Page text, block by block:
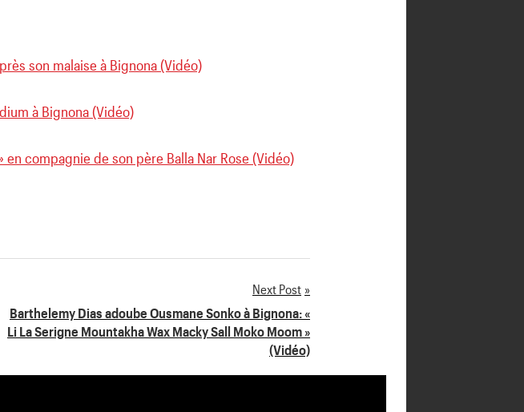
son malaise à Bignona (Vidéo)
à Bignona (Vidéo)
compagnie de son père Balla Nar Rose (Vidéo)
Next Post
Barthelemy Dias adoube Ousmane Sonko à Bignona: «
Li La Serigne Mountakha Wax Macky Sall Moko Moom »
(Vidéo)